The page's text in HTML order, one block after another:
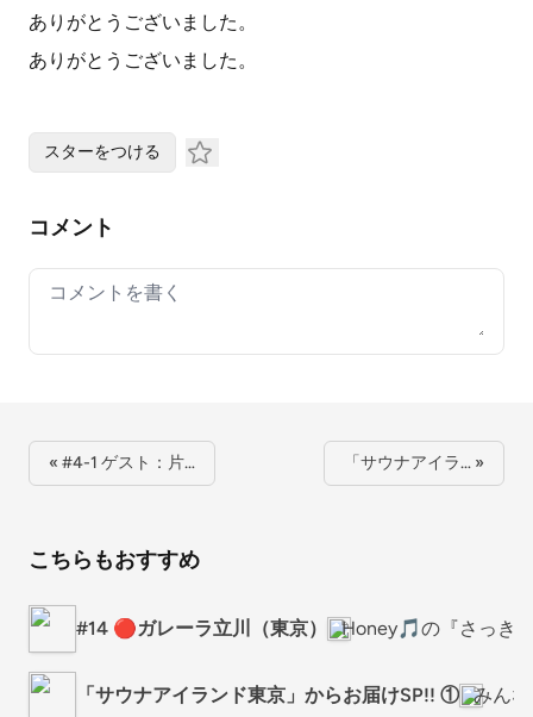
ありがとうございました。
ありがとうございました。
スターをつける
コメント
Your comment
« #4-1 ゲスト：片… 「サウナアイラ… »
こちらもおすすめ
#14 🔴ガレーラ立川（東京） Honey🎵の『さっき
「サウナアイランド東京」からお届けSP!! ① みん